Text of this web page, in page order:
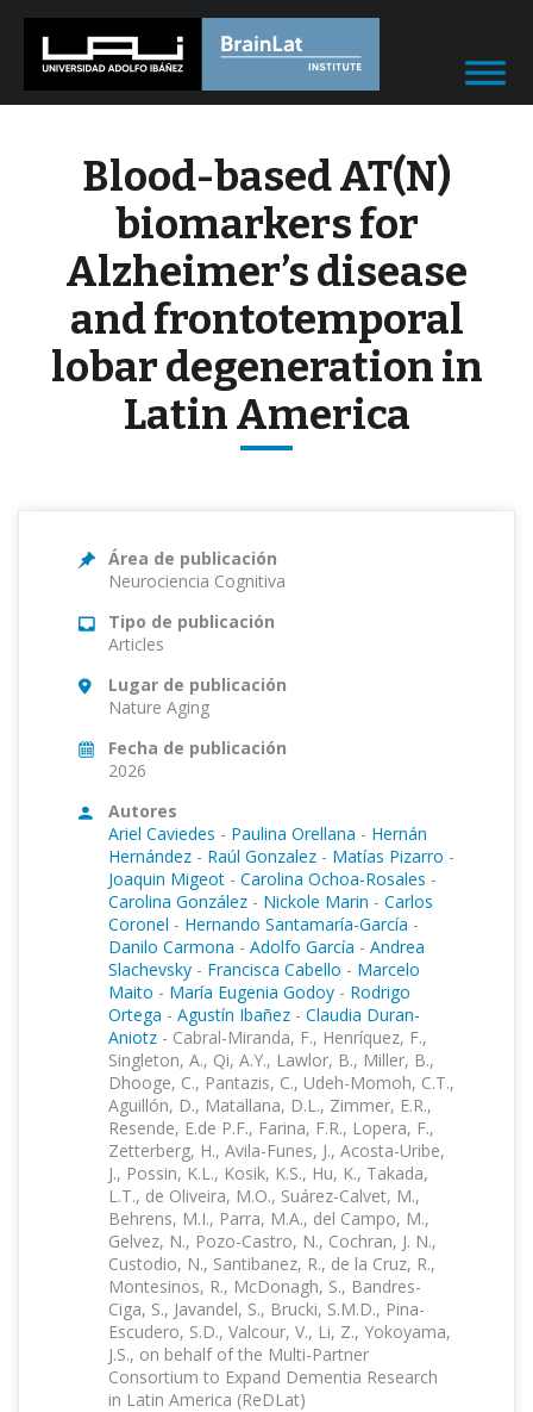
Blood-based AT(N)
biomarkers for
Alzheimer’s disease
and frontotemporal
lobar degeneration in
Latin America
Área de publicación
Neurociencia Cognitiva
Tipo de publicación
Articles
Lugar de publicación
Nature Aging
Fecha de publicación
2026
Autores
Ariel Caviedes - Paulina Orellana - Hernán
Hernández - Raúl Gonzalez - Matías Pizarro -
Joaquin Migeot - Carolina Ochoa-Rosales -
Carolina González - Nickole Marin - Carlos
Coronel - Hernando Santamaría-García -
Danilo Carmona - Adolfo García - Andrea
Slachevsky - Francisca Cabello - Marcelo
Maito - María Eugenia Godoy - Rodrigo
Ortega - Agustín Ibañez - Claudia Duran-
Aniotz - Cabral-Miranda, F., Henríquez, F.,
Singleton, A., Qi, A.Y., Lawlor, B., Miller, B.,
Dhooge, C., Pantazis, C., Udeh-Momoh, C.T.,
Aguillón, D., Matallana, D.L., Zimmer, E.R.,
Resende, E.de P.F., Farina, F.R., Lopera, F.,
Zetterberg, H., Avila-Funes, J., Acosta-Uribe,
J., Possin, K.L., Kosik, K.S., Hu, K., Takada,
L.T., de Oliveira, M.O., Suárez-Calvet, M.,
Behrens, M.I., Parra, M.A., del Campo, M.,
Gelvez, N., Pozo-Castro, N., Cochran, J. N.,
Custodio, N., Santibanez, R., de la Cruz, R.,
Montesinos, R., McDonagh, S., Bandres-
Ciga, S., Javandel, S., Brucki, S.M.D., Pina-
Escudero, S.D., Valcour, V., Li, Z., Yokoyama,
J.S., on behalf of the Multi-Partner
Consortium to Expand Dementia Research
in Latin America (ReDLat)